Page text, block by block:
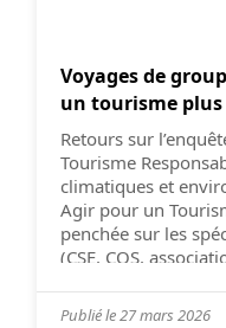
Voyages de
un tourisme plus
Retours sur
Tourisme
climatiques et
Agir pour un
penchée sur les
(CSE, COS,
personne de partir
Publié le27 mars 2026